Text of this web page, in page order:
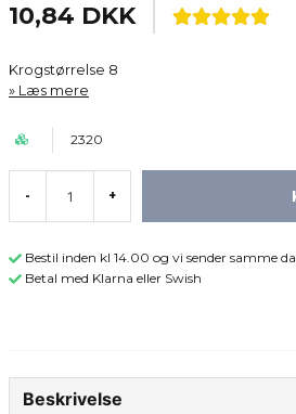
10,84 DKK
Krogstørrelse 8
Læs mere
2320
- +
Bestil inden kl 14.00 og vi sender samme
Betal med Klarna eller Swish
Beskrivelse